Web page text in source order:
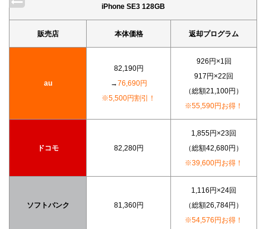
iPhone SE3 128GB
販売店 本体価格 返却プログラム
au
82,190円
→76,690円
※5,500円割引！
926円×1回
917円×22回
（総額21,100円）
※55,590円お得！
ドコモ 82,280円
1,855円×23回
（総額42,680円）
※39,600円お得！
ソフトバンク 81,360円
1,116円×24回
（総額26,784円）
※54,576円お得！